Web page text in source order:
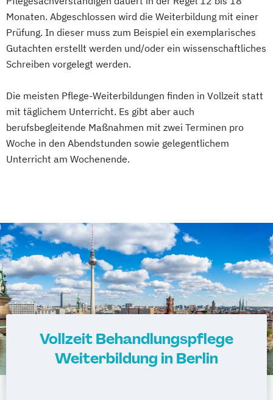
Monaten. Abgeschlossen wird die Weiterbildung mit einer
Prüfung. In dieser muss zum Beispiel ein exemplarisches
Gutachten erstellt werden und/oder ein wissenschaftliches
Schreiben vorgelegt werden.
Die meisten Pflege-Weiterbildungen finden in Vollzeit statt
mit täglichem Unterricht. Es gibt aber auch
berufsbegleitende Maßnahmen mit zwei Terminen pro
Woche in den Abendstunden sowie gelegentlichem
Unterricht am Wochenende.
Vollzeit Behandlungspflege
Weiterbildung in Berlin